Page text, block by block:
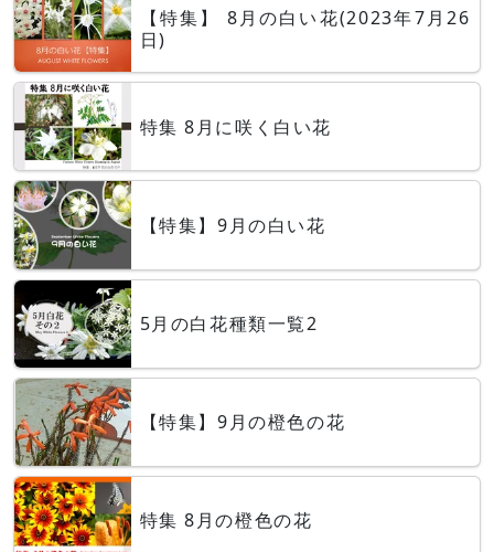
【特集】 8月の白い花(2023年7月26
日)
特集 8月に咲く白い花
【特集】9月の白い花
5月の白花種類一覧2
【特集】9月の橙色の花
特集 8月の橙色の花